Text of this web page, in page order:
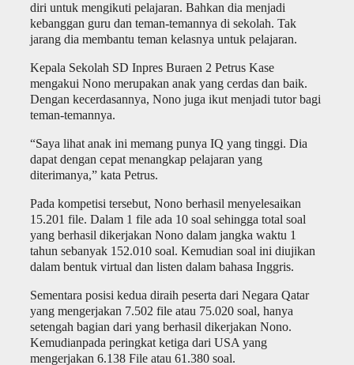
diri untuk mengikuti pelajaran. Bahkan dia menjadi
kebanggan guru dan teman-temannya di sekolah. Tak
jarang dia membantu teman kelasnya untuk pelajaran.
Kepala Sekolah SD Inpres Buraen 2 Petrus Kase
mengakui Nono merupakan anak yang cerdas dan baik.
Dengan kecerdasannya, Nono juga ikut menjadi tutor bagi
teman-temannya.
“Saya lihat anak ini memang punya IQ yang tinggi. Dia
dapat dengan cepat menangkap pelajaran yang
diterimanya,” kata Petrus.
Pada kompetisi tersebut, Nono berhasil menyelesaikan
15.201 file. Dalam 1 file ada 10 soal sehingga total soal
yang berhasil dikerjakan Nono dalam jangka waktu 1
tahun sebanyak 152.010 soal. Kemudian soal ini diujikan
dalam bentuk virtual dan listen dalam bahasa Inggris.
Sementara posisi kedua diraih peserta dari Negara Qatar
yang mengerjakan 7.502 file atau 75.020 soal, hanya
setengah bagian dari yang berhasil dikerjakan Nono.
Kemudianpada peringkat ketiga dari USA yang
mengerjakan 6.138 File atau 61.380 soal.